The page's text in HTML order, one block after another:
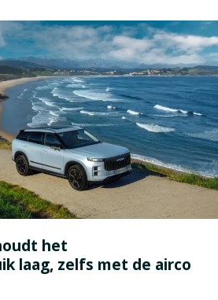
het
laag, zelfs met de airco